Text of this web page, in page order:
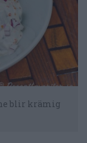
blir krämig